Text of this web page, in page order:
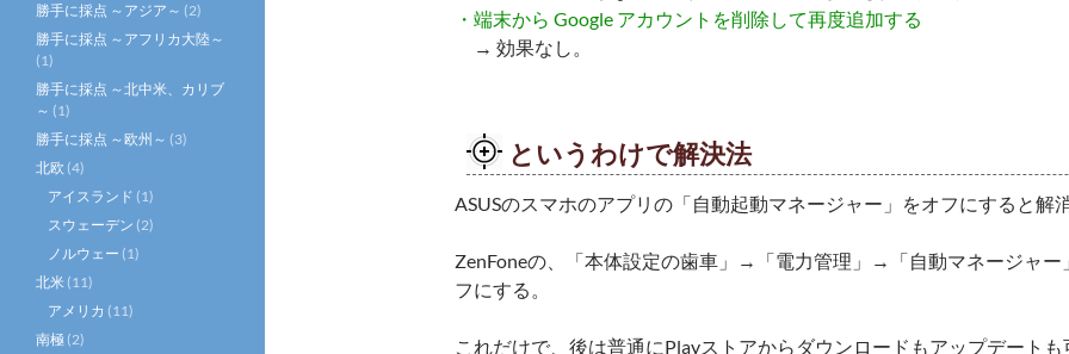
・端末から Google アカウントを削除して再度追加する
→ 効果なし。
というわけで解決法
ASUSのスマホのアプリの「自動起動マネージャー」をオフにすると解
ZenFoneの、「本体設定の歯車」→「電力管理」→「自動マネージャ
フにする。
これだけで、後は普通にPlayストアからダウンロードもアップデート
勝手に採点 ～アジア～ (2)
勝手に採点 ～アフリカ大陸～
(1)
勝手に採点 ～北中米、カリブ
～ (1)
勝手に採点 ～欧州～ (3)
北欧 (4)
アイスランド (1)
スウェーデン (2)
ノルウェー (1)
北米 (11)
アメリカ (11)
南極 (2)